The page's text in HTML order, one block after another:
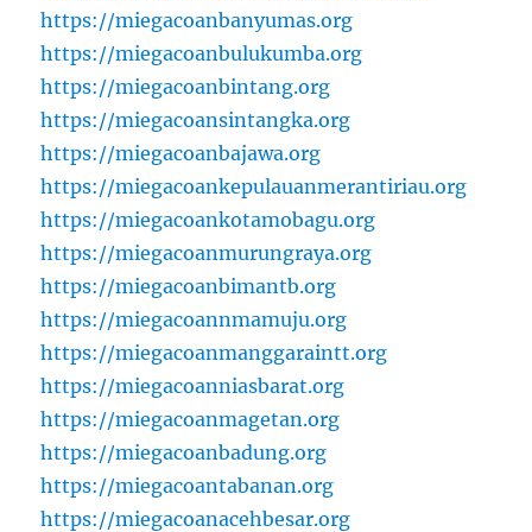
https://miegacoanbanyumas.org
https://miegacoanbulukumba.org
https://miegacoanbintang.org
https://miegacoansintangka.org
https://miegacoanbajawa.org
https://miegacoankepulauanmerantiriau.org
https://miegacoankotamobagu.org
https://miegacoanmurungraya.org
https://miegacoanbimantb.org
https://miegacoannmamuju.org
https://miegacoanmanggaraintt.org
https://miegacoanniasbarat.org
https://miegacoanmagetan.org
https://miegacoanbadung.org
https://miegacoantabanan.org
https://miegacoanacehbesar.org